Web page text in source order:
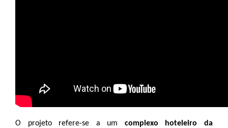
O projeto refere-se a um complexo hoteleiro da